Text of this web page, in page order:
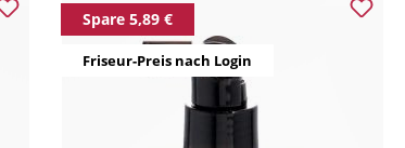
Spare 5,89 €
Friseur-Preis nach Login